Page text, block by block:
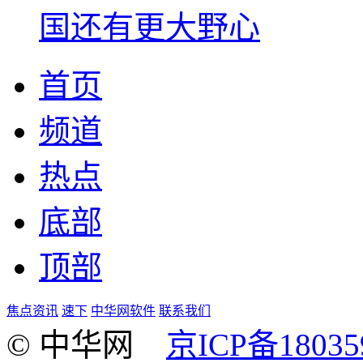
国还有更大野心
首页
频道
热点
底部
顶部
焦点资讯 速下 中华网软件 联系我们
© 中华网 京ICP备